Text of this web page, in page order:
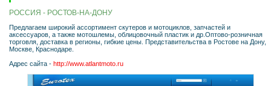
РОССИЯ - РОСТОВ-НА-ДОНУ
Предлагаем широкий ассортимент скутеров и мотоциклов, запчастей и
аксессуаров, а также мотошлемы, облицовочный пластик и др.Оптово-розничная
торговля, доставка в регионы, гибкие цены. Представительства в Ростове на Дону,
Москве, Краснодаре.
Адрес сайта - http://www.atlantmoto.ru